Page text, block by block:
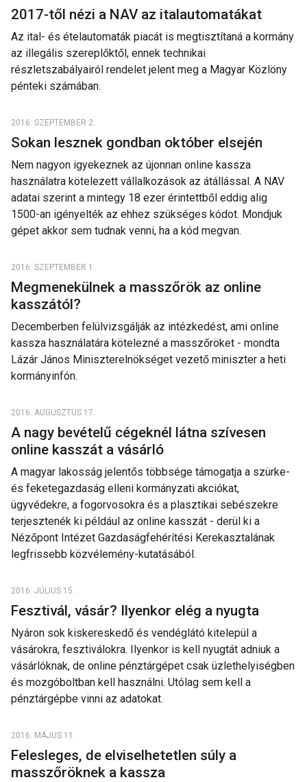
2017-től nézi a NAV az italautomatákat
Az ital- és ételautomaták piacát is megtisztítaná a kormány
az illegális szereplőktől, ennek technikai
részletszabályairól rendelet jelent meg a Magyar Közlöny
pénteki számában.
2016. SZEPTEMBER 2.
Sokan lesznek gondban október elsején
Nem nagyon igyekeznek az újonnan online kassza
használatra kötelezett vállalkozások az átállással. A NAV
adatai szerint a mintegy 18 ezer érintettből eddig alig
1500-an igényelték az ehhez szükséges kódot. Mondjuk
gépet akkor sem tudnak venni, ha a kód megvan.
2016. SZEPTEMBER 1.
Megmenekülnek a masszőrök az online
kasszától?
Decemberben felülvizsgálják az intézkedést, ami online
kassza használatára kötelezné a masszőröket - mondta
Lázár János Miniszterelnökséget vezető miniszter a heti
kormányinfón.
2016. AUGUSZTUS 17.
A nagy bevételű cégeknél látna szívesen
online kasszát a vásárló
A magyar lakosság jelentős többsége támogatja a szürke-
és feketegazdaság elleni kormányzati akciókat,
ügyvédekre, a fogorvosokra és a plasztikai sebészekre
terjesztenék ki például az online kasszát - derül ki a
Nézőpont Intézet Gazdaságfehérítési Kerekasztalának
legfrissebb közvélemény-kutatásából.
2016. JÚLIUS 15.
Fesztivál, vásár? Ilyenkor elég a nyugta
Nyáron sok kiskereskedő és vendéglátó kitelepül a
vásárokra, fesztiválokra. Ilyenkor is kell nyugtát adniuk a
vásárlóknak, de online pénztárgépet csak üzlethelyiségben
és mozgóboltban kell használni. Utólag sem kell a
pénztárgépbe vinni az adatokat.
2016. MÁJUS 11.
Felesleges, de elviselhetetlen súly a
masszőröknek a kassza